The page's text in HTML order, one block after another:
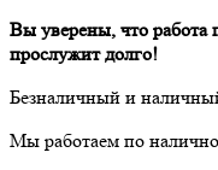
Вы уверены, что работа
прослужит долго!
Безналичный и
Мы работаем по